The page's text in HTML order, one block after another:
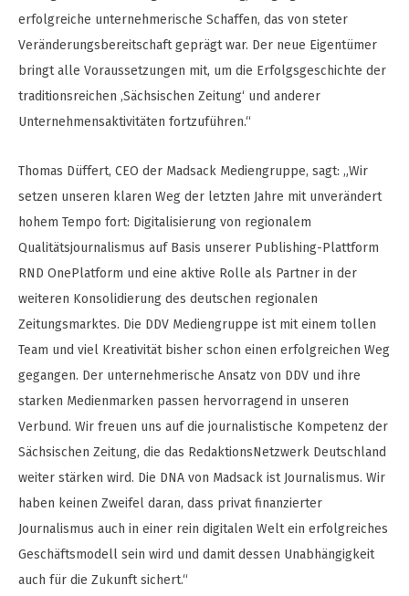
erfolgreiche unternehmerische Schaffen, das von steter
Veränderungsbereitschaft geprägt war. Der neue Eigentümer
bringt alle Voraussetzungen mit, um die Erfolgsgeschichte der
traditionsreichen ‚Sächsischen Zeitung‘ und anderer
Unternehmensaktivitäten fortzuführen.“
Thomas Düffert, CEO der Madsack Mediengruppe, sagt: „Wir
setzen unseren klaren Weg der letzten Jahre mit unverändert
hohem Tempo fort: Digitalisierung von regionalem
Qualitätsjournalismus auf Basis unserer Publishing-Plattform
RND OnePlatform und eine aktive Rolle als Partner in der
weiteren Konsolidierung des deutschen regionalen
Zeitungsmarktes. Die DDV Mediengruppe ist mit einem tollen
Team und viel Kreativität bisher schon einen erfolgreichen Weg
gegangen. Der unternehmerische Ansatz von DDV und ihre
starken Medienmarken passen hervorragend in unseren
Verbund. Wir freuen uns auf die journalistische Kompetenz der
Sächsischen Zeitung, die das RedaktionsNetzwerk Deutschland
weiter stärken wird. Die DNA von Madsack ist Journalismus. Wir
haben keinen Zweifel daran, dass privat finanzierter
Journalismus auch in einer rein digitalen Welt ein erfolgreiches
Geschäftsmodell sein wird und damit dessen Unabhängigkeit
auch für die Zukunft sichert.“